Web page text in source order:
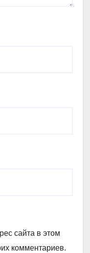
сайта в этом
комментариев.